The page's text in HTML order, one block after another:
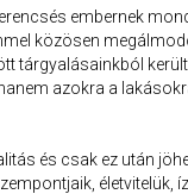
embernek
közösen
tárgyalásainkból
azokra a
és csak ez után
életvitelük,